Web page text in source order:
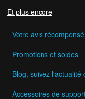
Et plus encore
Votre avis récompensé.
Promotions et soldes
Blog, suivez l'actualité
Accessoires de